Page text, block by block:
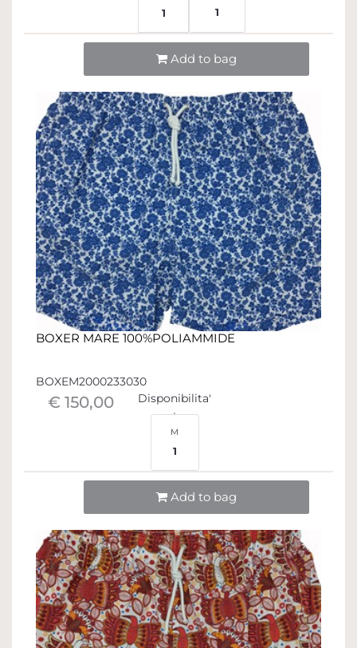
1 1
Add to bag
BOXER MARE 100%POLIAMMIDE
BOXEM2000233030
€ 150,00 Disponibilita'
M
1
Add to bag